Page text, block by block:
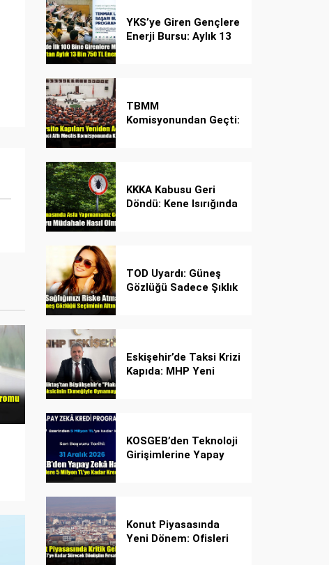
YKS’ye Giren Gençlere
Enerji Bursu: Aylık 13
TBMM
Komisyonundan Geçti:
KKKA Kabusu Geri
Döndü: Kene Isırığında
TOD Uyardı: Güneş
Gözlüğü Sadece Şıklık
Eskişehir’de Taksi Krizi
Kapıda: MHP Yeni
KOSGEB’den Teknoloji
Girişimlerine Yapay
Konut Piyasasında
Yeni Dönem: Ofisleri